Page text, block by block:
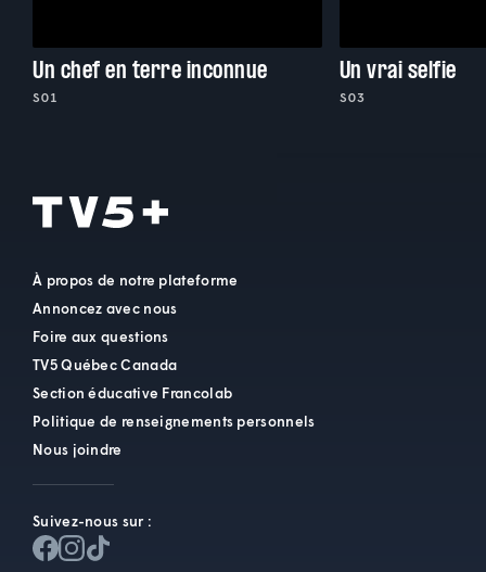
Un chef en terre inconnue
S01
Un vrai selfie
S03
À propos de notre plateforme
Annoncez avec nous
Foire aux questions
TV5 Québec Canada
Section éducative Francolab
Politique de renseignements personnels
Nous joindre
Suivez-nous sur :